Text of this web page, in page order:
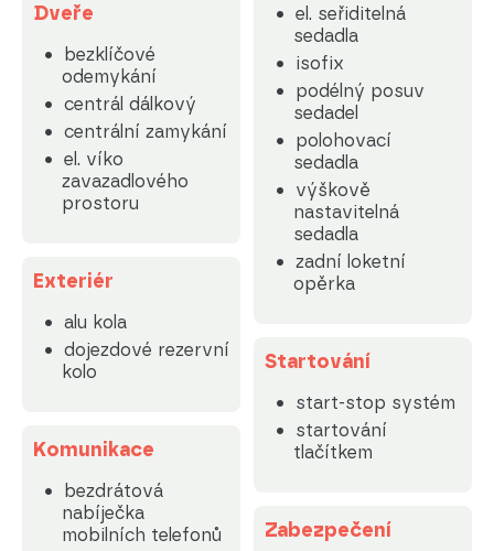
Dveře
bezklíčové
odemykání
centrál dálkový
centrální zamykání
el. víko
zavazadlového
prostoru
Exteriér
alu kola
dojezdové rezervní
kolo
Komunikace
bezdrátová
nabíječka
mobilních telefonů
el. seřiditelná
sedadla
isofix
podélný posuv
sedadel
polohovací
sedadla
výškově
nastavitelná
sedadla
zadní loketní
opěrka
Startování
start-stop systém
startování
tlačítkem
Zabezpečení